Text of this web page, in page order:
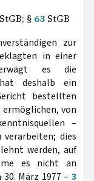
StGB; § 63 StGB
zur
in einer
erwägt es die
deshalb ein
bestellten
von
–
verarbeiten; dies
werden, auf
es nicht an
März 1977 – 3